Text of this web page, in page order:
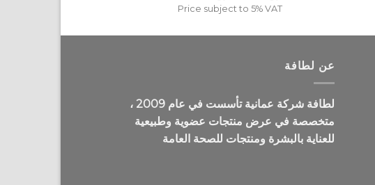
الأصلي
ر.ع.9.500.
الحالي
ر.ع.5.700.
Price subject to 5% VAT
عن لطافة
لطافة شركة عمانية تأسست في عام 2009 ،
متخصصة في عرض منتجات عضوية وطبيعية
للعناية بالبشرة ومنتجات للصحة العامة